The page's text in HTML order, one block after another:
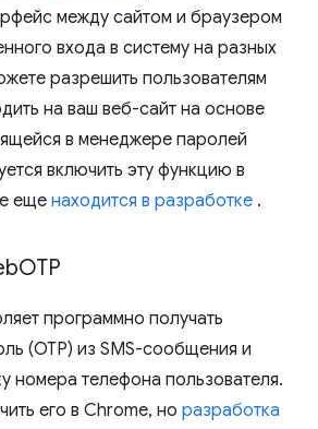
между сайтом и браузером
входа в систему на разных
разрешить пользователям
на ваш веб-сайт на основе
в менеджере паролей
включить эту функцию в
еще находится в разработке .
OTP
программно получать
(OTP) из SMS-сообщения и
номера телефона пользователя.
его в Chrome, но разработка